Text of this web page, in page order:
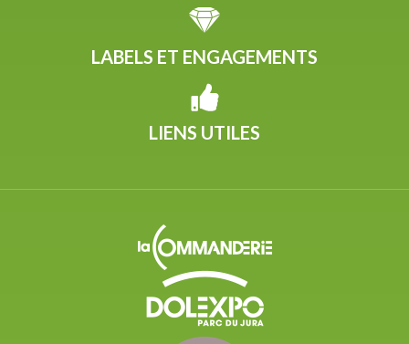
LABELS ET ENGAGEMENTS
LIENS UTILES